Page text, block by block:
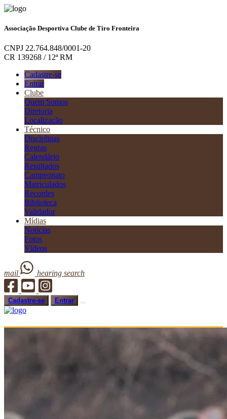
Associação Desportiva Clube de Tiro Fronteira
CNPJ 22.764.848/0001-20
CR 139268 / 12ª RM
Cadastre-se
Entrar
Clube
Quem Somos
Diretoria
Localização
Técnico
Disciplinas
Regras
Calendário
Resultados
Campeonato
Matriculados
Recordes
Biblioteca
Validador
Mídias
Notícias
Fotos
Vídeos
mail hearing search
Cadastre-se Entrar